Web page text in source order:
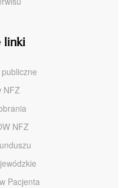
linki
NFZ
NFZ
Pacjenta